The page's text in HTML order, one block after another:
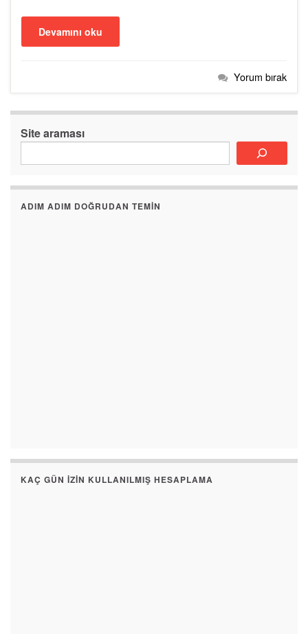
Devamını oku
Yorum bırak
Site araması
ADIM ADIM DOĞRUDAN TEMIN
KAÇ GÜN İZIN KULLANILMIŞ HESAPLAMA